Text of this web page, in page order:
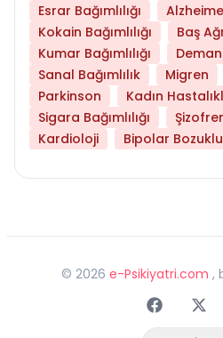
Esrar Bağımlılığı
Kokain Bağımlılığı
Baş
Kumar Bağımlılığı
Sanal Bağımlılık
Migren
Parkinson
Kadın
Sigara Bağımlılığı
Kardioloji
Bipolar
© 2026 e-Psikiyatri.com ,
Faceebok